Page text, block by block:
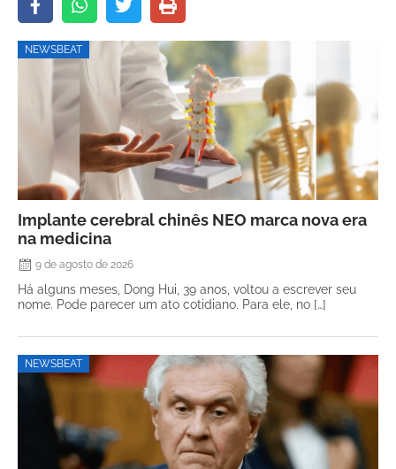
NEWSBEAT
Implante cerebral chinês NEO marca nova era
na medicina
9 de agosto de 2026
Há alguns meses, Dong Hui, 39 anos, voltou a escrever seu
nome. Pode parecer um ato cotidiano. Para ele, no […]
NEWSBEAT